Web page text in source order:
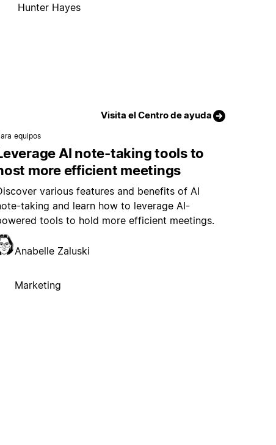
Hunter Hayes
Visita el Centro de ayuda
equipos
AI note-taking tools to
more efficient meetings
various features and benefits of AI
taking and learn how to leverage AI-
tools to hold more efficient meetings.
Anabelle Zaluski
Marketing